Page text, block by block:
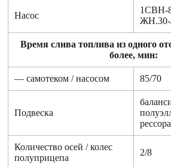
Насос
1СВН-
Время слива топлива из одного
более, мин:
— самотеком / насосом 85/70
Подвеска
Количество осей / колес
полуприцепа
2/8